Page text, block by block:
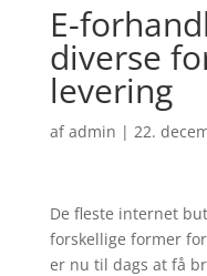
E-
diverse
levering
afadmin | 22.
De fleste internet
forskellige former
er nu til dags at få